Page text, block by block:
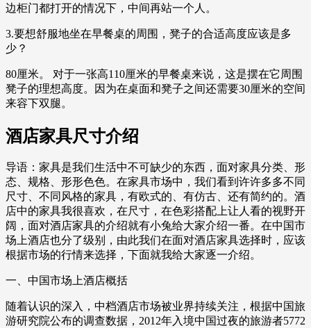
边柜门都打开的情况下，中间再站一个人。
3.要想舒服地坐在早餐桌的周围，凳子的合适高度应该是多
少？
80厘米。 对于一张高110厘米的早餐桌来说，这是摆在它周围
凳子的理想高度。因为在桌面和凳子之间还需要30厘米的空间
来容下双腿。
酒店家具尺寸介绍
导语：家具是我们生活中不可缺少的东西，面对家具分类、形
态、规格、形形色色。在家具市场中，我们看到许许多多不同
尺寸、不同风格的家具，有欧式的、有仿古、还有简约的。酒
店中的家具我很喜欢，在尺寸，在色彩搭配上让人看的视野开
阔，面对酒店家具的介绍就有小兔给大家介绍一番。在中国市
场上酒店也分了级别，由此我们在面对酒店家具选择时，应该
根据市场的行情来选择，下面就我给大家逐一介绍。
一、中国市场上酒店概括
随着认识的深入，中档酒店市场被业界持续关注，根据中国旅
游研究院公布的调查数据，2012年入境中国过夜的旅游者5772